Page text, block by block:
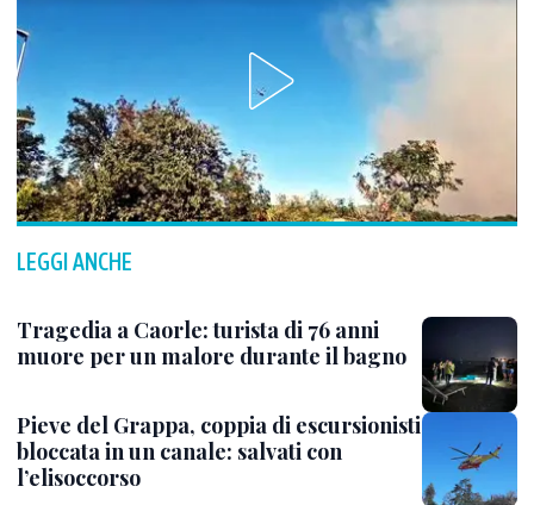
LEGGI ANCHE
Tragedia a Caorle: turista di 76 anni
muore per un malore durante il bagno
Pieve del Grappa, coppia di escursionisti
bloccata in un canale: salvati con
l’elisoccorso